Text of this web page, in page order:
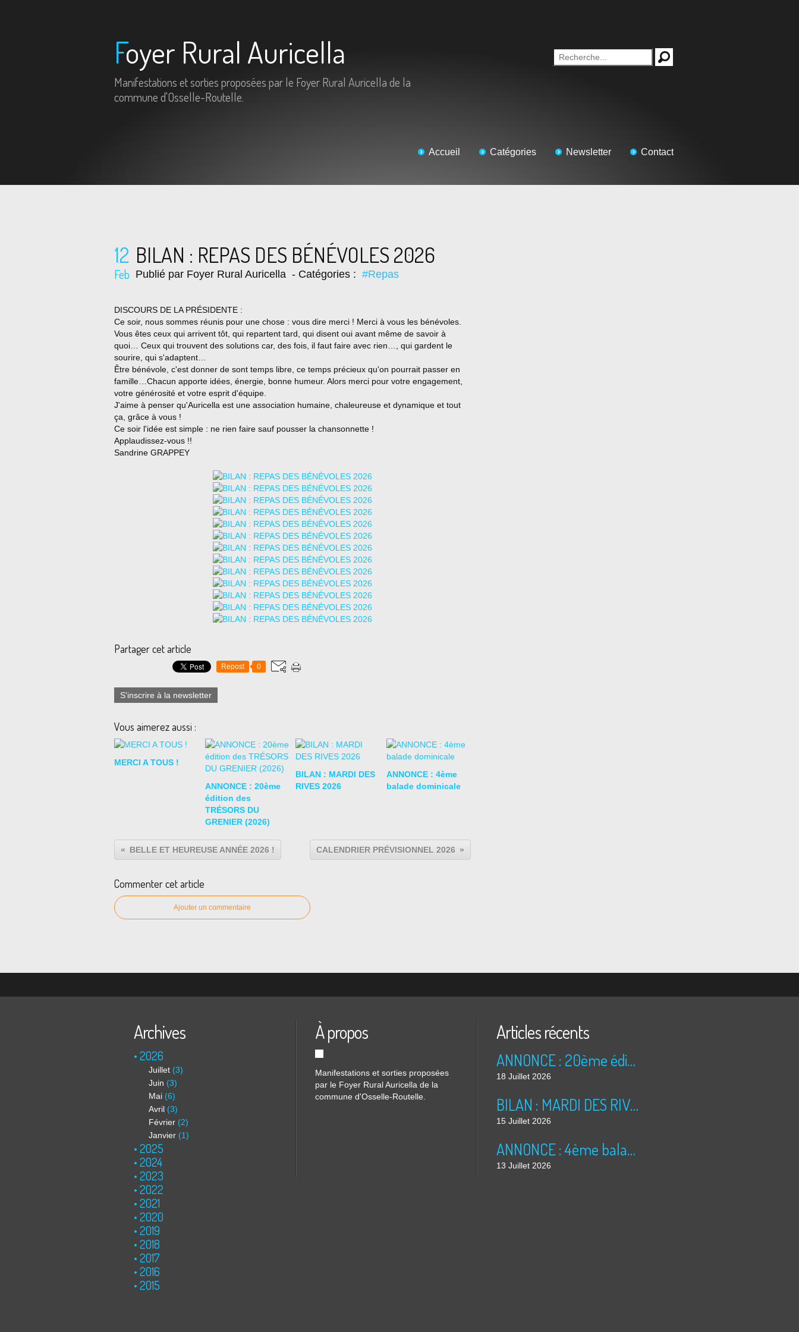
Foyer Rural Auricella
Manifestations et sorties proposées par le Foyer Rural Auricella de la
commune d'Osselle-Routelle.
Accueil Catégories Newsletter Contact
12
Feb
BILAN : REPAS DES BÉNÉVOLES 2026
Publié par Foyer Rural Auricella - Catégories : #Repas
DISCOURS DE LA PRÉSIDENTE :
Ce soir, nous sommes réunis pour une chose : vous dire merci ! Merci à vous les bénévoles.
Vous êtes ceux qui arrivent tôt, qui repartent tard, qui disent oui avant même de savoir à
quoi… Ceux qui trouvent des solutions car, des fois, il faut faire avec rien…, qui gardent le
sourire, qui s'adaptent…
Être bénévole, c'est donner de sont temps libre, ce temps précieux qu'on pourrait passer en
famille…Chacun apporte idées, énergie, bonne humeur. Alors merci pour votre engagement,
votre générosité et votre esprit d'équipe.
J'aime à penser qu'Auricella est une association humaine, chaleureuse et dynamique et tout
ça, grâce à vous !
Ce soir l'idée est simple : ne rien faire sauf pousser la chansonnette !
Applaudissez-vous !!
Sandrine GRAPPEY
Partager cet article
Repost 0
S'inscrire à la newsletter
Vous aimerez aussi :
MERCI A TOUS !
ANNONCE : 20ème
édition des
TRÉSORS DU
GRENIER (2026)
BILAN : MARDI DES
RIVES 2026
ANNONCE : 4ème
balade dominicale
BELLE ET HEUREUSE ANNÉE 2026 ! CALENDRIER PRÉVISIONNEL 2026
Commenter cet article
Ajouter un commentaire
Archives
2026
Juillet (3)
Juin (3)
Mai (6)
Avril (3)
Février (2)
Janvier (1)
2025
2024
2023
2022
2021
2020
2019
2018
2017
2016
2015
À propos
Manifestations et sorties proposées
par le Foyer Rural Auricella de la
commune d'Osselle-Routelle.
Articles récents
ANNONCE : 20ème édition des TRÉSORS DU GRENIER (2026)
18 Juillet 2026
BILAN : MARDI DES RIVES 2026
15 Juillet 2026
ANNONCE : 4ème balade dominicale
13 Juillet 2026